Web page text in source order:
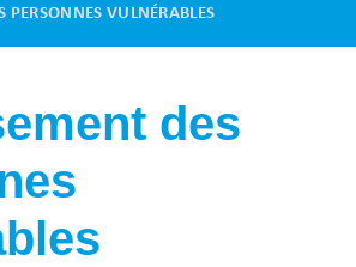
PERSONNES VULNÉRABLES
des